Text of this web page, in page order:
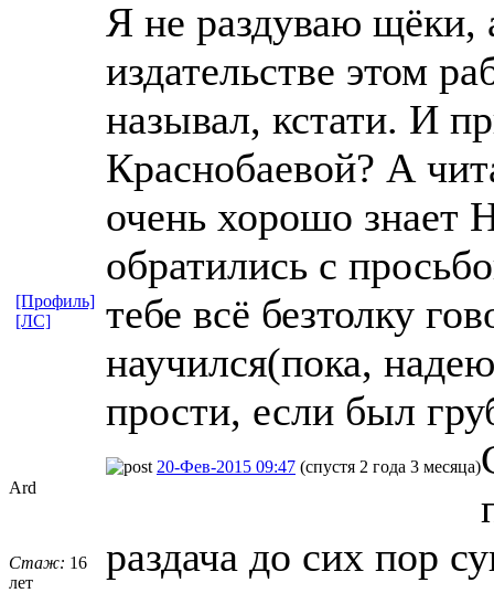
Я не раздуваю щёки,
издательстве этом
называл, кстати. И
Краснобаевой? А
очень хорошо знает
обратились с
тебе всё безтолку
научился(пока,
прости, если был
[Профиль]
[ЛС]
Ard
Стаж: 16
лет
20-Фев-2015 09:47 (спустя 2 года 3 месяца)
раздача до сих пор